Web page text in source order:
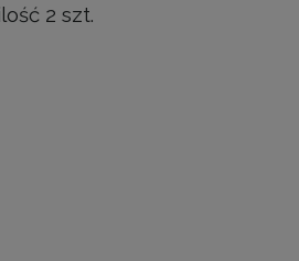
2 szt.